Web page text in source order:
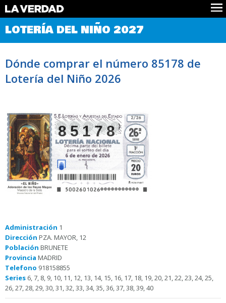
Comprobar Loteria del Niño
Premios
Noticias
Datos
LOTERÍA DEL NIÑO 2027
Dónde comprar el número 85178 de
Lotería del Niño 2026
85178
Administración 1
Dirección PZA. MAYOR, 12
Población BRUNETE
Provincia MADRID
Telefono 918158855
Series 6, 7, 8, 9, 10, 11, 12, 13, 14, 15, 16, 17, 18, 19, 20, 21, 22, 23, 24, 25,
26, 27, 28, 29, 30, 31, 32, 33, 34, 35, 36, 37, 38, 39, 40